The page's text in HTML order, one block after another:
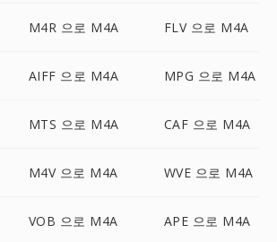
M4R 으로 M4A FLV 으로 M4A
AIFF 으로 M4A MPG 으로 M4A
MTS 으로 M4A CAF 으로 M4A
M4V 으로 M4A WVE 으로 M4A
VOB 으로 M4A APE 으로 M4A